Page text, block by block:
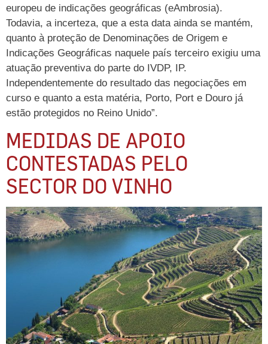
europeu de indicações geográficas (eAmbrosia).
Todavia, a incerteza, que a esta data ainda se mantém,
quanto à proteção de Denominações de Origem e
Indicações Geográficas naquele país terceiro exigiu uma
atuação preventiva do parte do IVDP, IP.
Independentemente do resultado das negociações em
curso e quanto a esta matéria, Porto, Port e Douro já
estão protegidos no Reino Unido”.
MEDIDAS DE APOIO
CONTESTADAS PELO
SECTOR DO VINHO